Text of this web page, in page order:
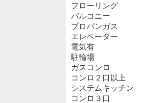
フローリング
バルコニー
プロパンガス
エレベーター
電気有
駐輪場
ガスコンロ
コンロ２口以上
システムキッチン
コンロ３口